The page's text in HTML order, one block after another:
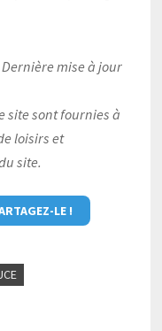
mise à jour
site sont fournies à
loisirs et
site.
LE !